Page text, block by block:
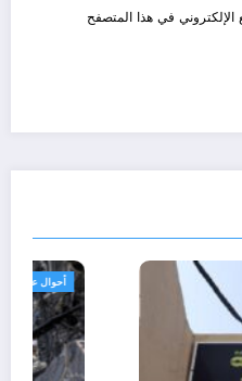
في هذا المتصفح